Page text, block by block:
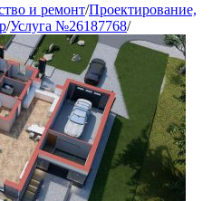
и ремонт/Проектирование,
/Услуга №26187768/